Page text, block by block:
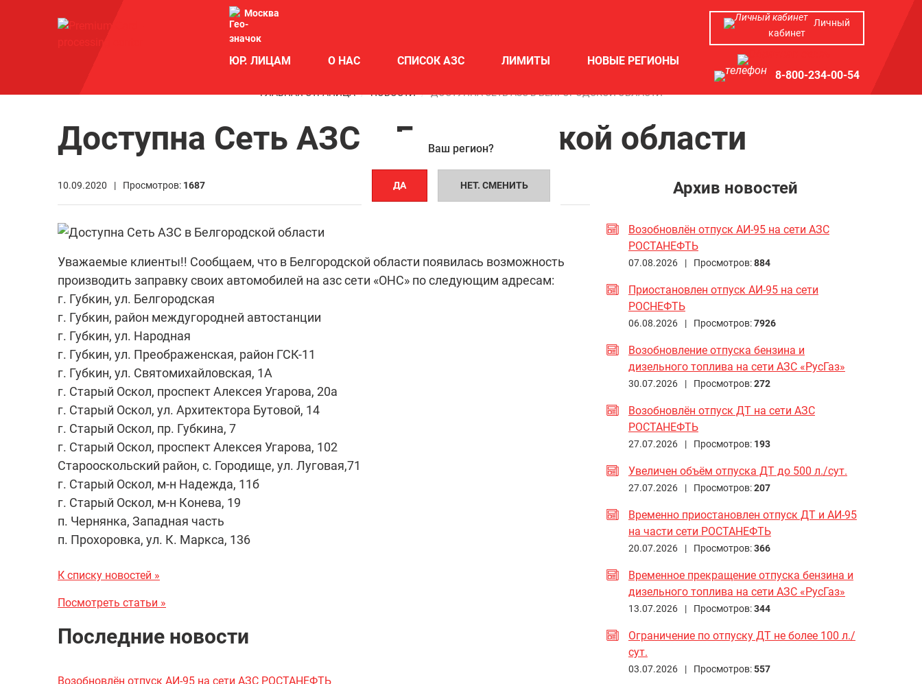
Ваш регион?
ДА НЕТ. СМЕНИТЬ
Москва
ЮР. ЛИЦАМ О НАС СПИСОК АЗС ЛИМИТЫ НОВЫЕ РЕГИОНЫ
Личный
кабинет
8-800-234-00-54
ГЛАВНАЯ СТРАНИЦА НОВОСТИ ДОСТУПНА СЕТЬ АЗС В БЕЛГОРОДСКОЙ ОБЛАСТИ
Доступна Сеть АЗС в Белгородской области
10.09.2020 | Просмотров: 1687
Уважаемые клиенты!! Сообщаем, что в Белгородской области появилась возможность
производить заправку своих автомобилей на азс сети «ОНС» по следующим адресам:
г. Губкин, ул. Белгородская
г. Губкин, район междугородней автостанции
г. Губкин, ул. Народная
г. Губкин, ул. Преображенская, район ГСК-11
г. Губкин, ул. Святомихайловская, 1А
г. Старый Оскол, проспект Алексея Угарова, 20а
г. Старый Оскол, ул. Архитектора Бутовой, 14
г. Старый Оскол, пр. Губкина, 7
г. Старый Оскол, проспект Алексея Угарова, 102
Старооскольский район, с. Городище, ул. Луговая,71
г. Старый Оскол, м-н Надежда, 11б
г. Старый Оскол, м-н Конева, 19
п. Чернянка, Западная часть
п. Прохоровка, ул. К. Маркса, 136
К списку новостей »
Посмотреть статьи »
Последние новости
Возобновлён отпуск АИ-95 на сети АЗС РОСТАНЕФТЬ
Архив новостей
Возобновлён отпуск АИ-95 на сети АЗС
РОСТАНЕФТЬ
07.08.2026 | Просмотров:884
Приостановлен отпуск АИ-95 на сети
РОСНЕФТЬ
06.08.2026 | Просмотров:7926
Возобновление отпуска бензина и
дизельного топлива на сети АЗС «РусГаз»
30.07.2026 | Просмотров:272
Возобновлён отпуск ДТ на сети АЗС
РОСТАНЕФТЬ
27.07.2026 | Просмотров: 193
Увеличен объём отпуска ДТ до 500 л./сут.
27.07.2026 | Просмотров:207
Временно приостановлен отпуск ДТ и АИ-95
на части сети РОСТАНЕФТЬ
20.07.2026 | Просмотров:366
Временное прекращение отпуска бензина и
дизельного топлива на сети АЗС «РусГаз»
13.07.2026 | Просмотров:344
Ограничение по отпуску ДТ не более 100 л./
сут.
03.07.2026 | Просмотров:557